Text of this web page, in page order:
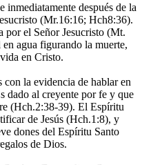
inmediatamente después de la
(Mr.16:16; Hch8:36).
por el Señor Jesucristo (Mt.
agua figurando la muerte,
en Cristo.
con la evidencia de hablar en
dado al creyente por fe y que
(Hch.2:38-39). El Espíritu
de Jesús (Hch.1:8), y
dones del Espíritu Santo
de Dios.